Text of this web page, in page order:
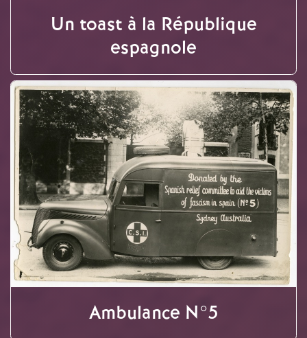
Un toast à la République
espagnole
Ambulance N°5